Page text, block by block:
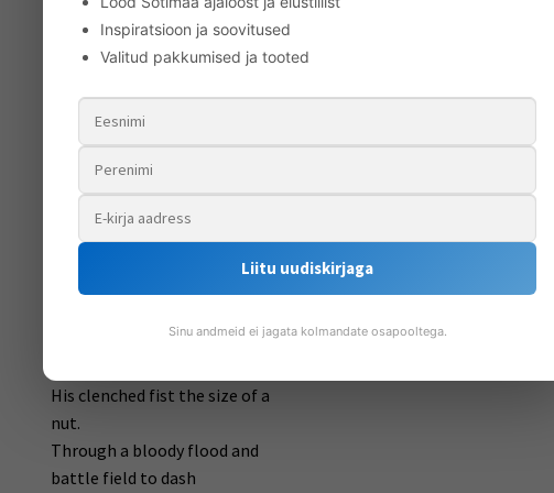
Or olio that would sicken a pig
Or fricassee would make her
vomit
With perfect disgust
Looks down with a sneering
scornful opinion
On such a dinner
Poor devil, see him over his
As week as a withered rush
His spindle-shank a good
His clenched fist the size of a
nut.
Through a bloody flood and
battle field to dash
Kui härg läeb läbi igast veest
Päid-jalgu maha jääb ta teest
Mis rahvale mis toidupott:
Teil ripub nagis;
ET TÄNUPALVET LOEKS TEIL
TAL ANDKE HÄGIST!
Inspiratsioon ja soovitused
Valitud pakkumised ja tooted
Liitu uudiskirjaga
Sinu andmeid ei jagata kolmandate osapooltega.